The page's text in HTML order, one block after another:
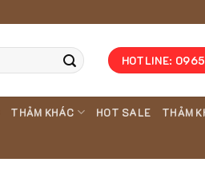
HOTLINE:
THẢM KHÁC HOT SALE THẢM